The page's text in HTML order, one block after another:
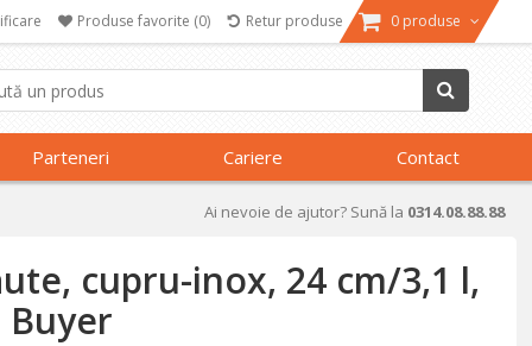
Produse favorite (0) Retur produse 0 produse
Parteneri Cariere Contact
Ai nevoie de ajutor? Sună la 0314.08.88.88
cupru-inox, 24 cm/3,1 l,